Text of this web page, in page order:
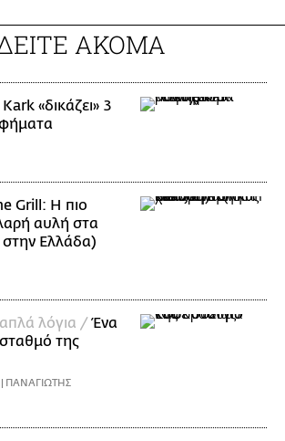
ΑΚΟΜΑ
«δικάζει» 3
Grill: Η πιο
αυλή στα
στην Ελλάδα)
απλά λόγια /Ένα
της
ΠΑΝΑΓΙΩΤΗΣ